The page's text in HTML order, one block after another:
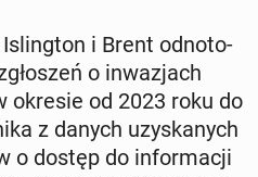
Is­ling­ton i Brent od­no­to­
o in­wa­zjach
okresie od 2023 roku do
z danych uzy­ska­nych
o dostęp do in­for­ma­cji